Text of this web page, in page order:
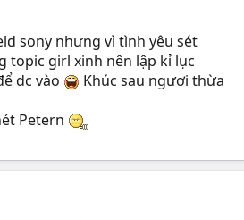
sony nhưng vì tình yêu sét
topic girl xinh nên lập kỉ lục
dc vào
Khúc sau ngươi thừa
Petern